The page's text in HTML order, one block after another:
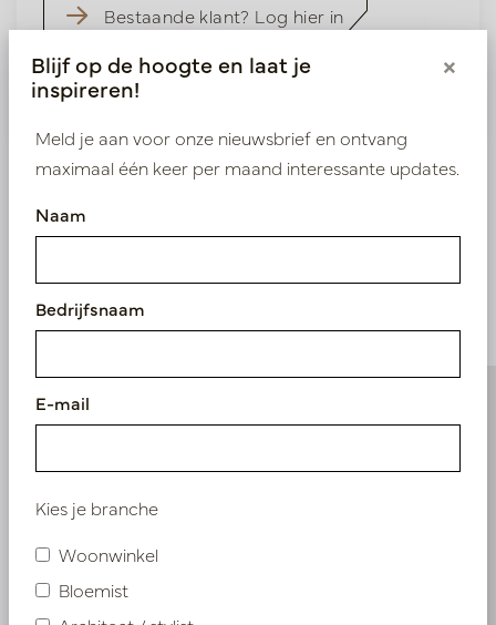
Bestaande klant? Log hier in
Nieuw? Registreer hier
producten
Blijf op de hoogte en laat je
inspireren!
×
Meld je aan voor onze nieuwsbrief en ontvang
maximaal één keer per maand interessante updates.
Naam
Bedrijfsnaam
E-mail
Kies je branche
Woonwinkel
Bloemist